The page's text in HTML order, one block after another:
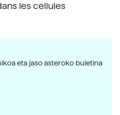
les cellules
eta jaso asteroko buletina